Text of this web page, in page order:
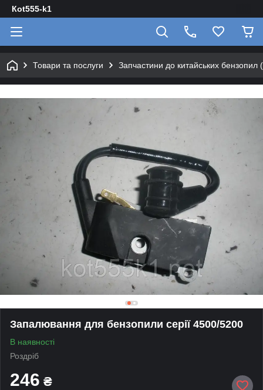
Кot555-k1
Товари та послуги Запчастини до китайських
Запалювання для бензопили серії 4500/5200
В наявності
Роздріб
246 ₴